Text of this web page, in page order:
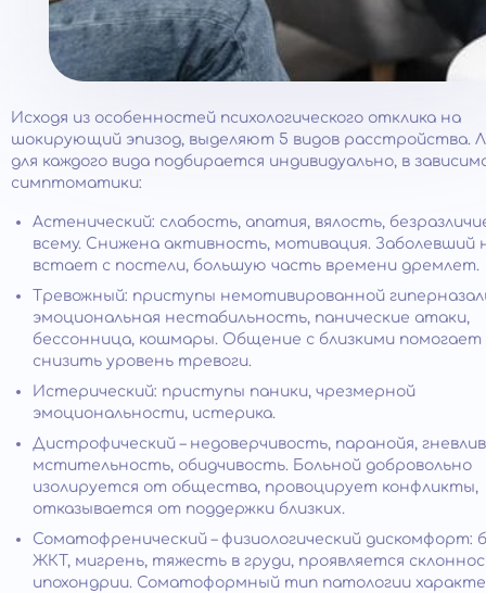
Исходя из особенностей психологического отклика на
шокирующий эпизод, выделяют 5 видов расстройства.
для каждого вида подбирается индивидуально, в
симптоматики:
Астенический: слабость, апатия, вялость,
всему. Снижена активность, мотивация. Заболевший
встает с постели, большую часть времени дремлет.
Тревожный: приступы немотивированной
эмоциональная нестабильность, панические атаки,
бессонница, кошмары. Общение с близкими помогает
снизить уровень тревоги.
Истерический: приступы паники, чрезмерной
эмоциональности, истерика.
Дистрофический – недоверчивость, паранойя,
мстительность, обидчивость. Больной добровольно
изолируется от общества, провоцирует конфликты,
отказывается от поддержки близких.
Соматофренический – физиологический дискомфорт:
ЖКТ, мигрень, тяжесть в груди, проявляется
ипохондрии. Соматоформный тип патологии